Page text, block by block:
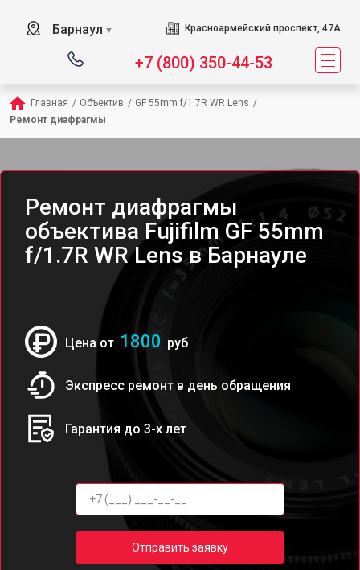
Барнаул ▼ Красноармейский проспект, 47А
+7 (800) 350-44-53
Главная / Объектив / GF 55mm f/1.7R WR Lens /
Ремонт диафрагмы
Ремонт диафрагмы
объектива Fujifilm GF 55mm
f/1.7R WR Lens в Барнауле
Цена от 1800 руб
Экспресс ремонт в день обращения
Гарантия до 3-х лет
Отправить заявку